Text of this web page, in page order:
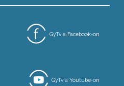
GyTv a Facebook-on
GyTv a Youtube-on